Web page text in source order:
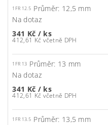
1FR 12.5 Průměr: 12,5 mm
Na dotaz
341 Kč / ks
412,61 Kč včetně DPH
1FR 13 Průměr: 13 mm
Na dotaz
341 Kč / ks
412,61 Kč včetně DPH
1FR 13.5 Průměr: 13,5 mm